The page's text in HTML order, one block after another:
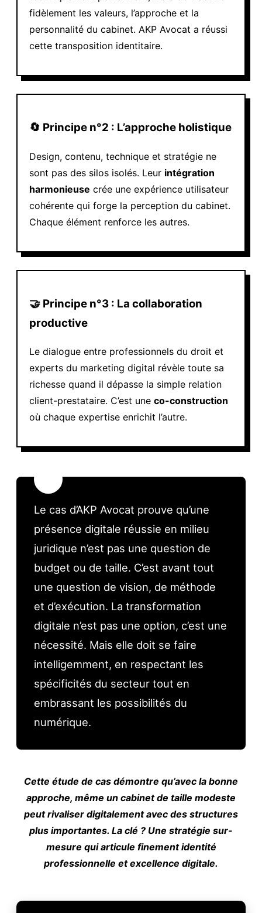
fidèlement les valeurs, l’approche et la
personnalité du cabinet. AKP Avocat a réussi
cette transposition identitaire.
🔄 Principe n°2 : L’approche holistique
Design, contenu, technique et stratégie ne
sont pas des silos isolés. Leur intégration
harmonieuse crée une expérience utilisateur
cohérente qui forge la perception du cabinet.
Chaque élément renforce les autres.
🤝 Principe n°3 : La collaboration
productive
Le dialogue entre professionnels du droit et
experts du marketing digital révèle toute sa
richesse quand il dépasse la simple relation
client-prestataire. C’est une co-construction
où chaque expertise enrichit l’autre.
Le cas d’AKP Avocat prouve qu’une
présence digitale réussie en milieu
juridique n’est pas une question de
budget ou de taille. C’est avant tout
une question de vision, de méthode
et d’exécution. La transformation
digitale n’est pas une option, c’est une
nécessité. Mais elle doit se faire
intelligemment, en respectant les
spécificités du secteur tout en
embrassant les possibilités du
numérique.
Cette étude de cas démontre qu’avec la bonne
approche, même un cabinet de taille modeste
peut rivaliser digitalement avec des structures
plus importantes. La clé ? Une stratégie sur-
mesure qui articule finement identité
professionnelle et excellence digitale.